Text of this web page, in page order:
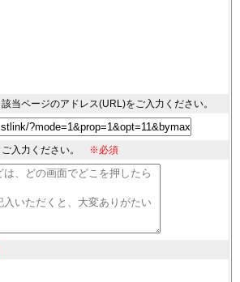
該当ページのアドレス(URL)をご入力ください。
ご入力ください。 ※必須